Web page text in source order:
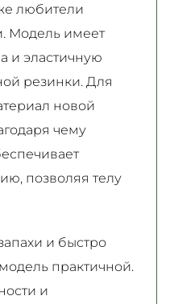
любители
Модель имеет
и эластичную
резинки. Для
новой
чему
позволяя телу
и быстро
практичной.
и